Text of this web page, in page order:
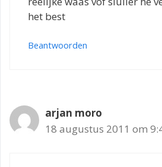
het best
Beantwoorden
arjan moro
18 augustus 2011 om